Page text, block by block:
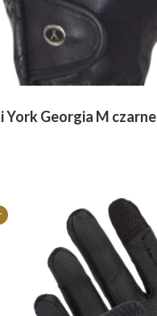
York Georgia M czarne